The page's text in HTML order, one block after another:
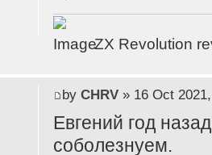
ZX Revolution
by CHRV» 16 Oct
Евгений год
соболезнуем.